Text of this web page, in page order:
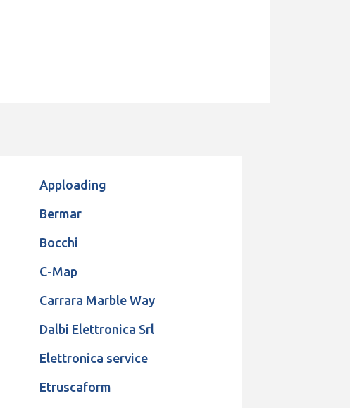
Apploading
Bermar
Bocchi
C-Map
Carrara Marble Way
Dalbi Elettronica Srl
Elettronica service
Etruscaform